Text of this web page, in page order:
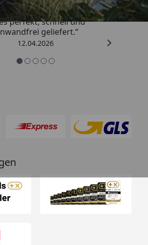
perfekt, schnell und
geliefert.“
12.04.2026